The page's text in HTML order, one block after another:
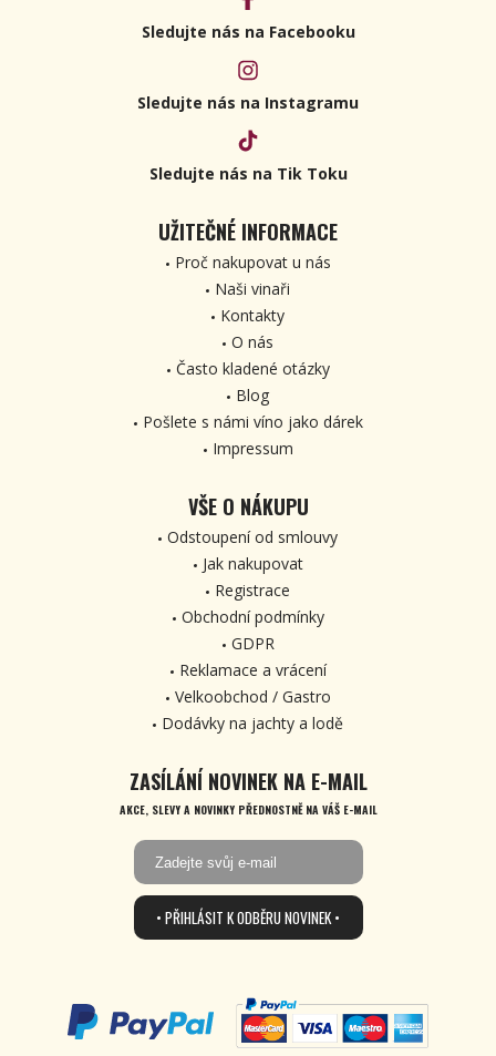
Sledujte nás na Facebooku
Sledujte nás na Instagramu
Sledujte nás na Tik Toku
UŽITEČNÉ INFORMACE
Proč nakupovat u nás
Naši vinaři
Kontakty
O nás
Často kladené otázky
Blog
Pošlete s námi víno jako dárek
Impressum
VŠE O NÁKUPU
Odstoupení od smlouvy
Jak nakupovat
Registrace
Obchodní podmínky
GDPR
Reklamace a vrácení
Velkoobchod / Gastro
Dodávky na jachty a lodě
ZASÍLÁNÍ NOVINEK NA E-MAIL
AKCE, SLEVY A NOVINKY PŘEDNOSTNĚ NA VÁŠ E-MAIL
• PŘIHLÁSIT K ODBĚRU NOVINEK •